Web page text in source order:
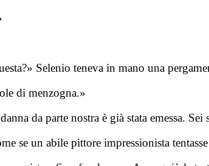
Selenio teneva in mano una
di menzogna.»
da parte nostra è già stata emessa.
se un abile pittore impressionista